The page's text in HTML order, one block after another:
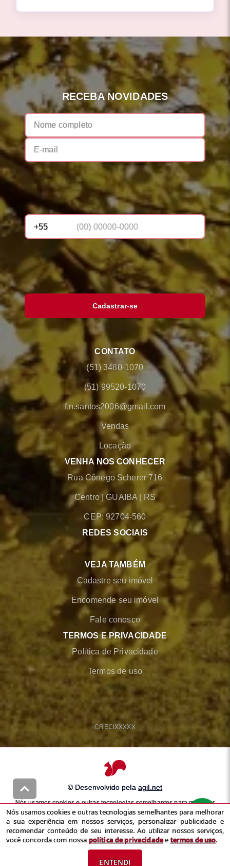
RECEBA NOVIDADES
Cadastrar-se
CONTATO
(51) 3480-1070
(51) 99520-1070
f.n.santos2006@gmail.com
Vendas
Locação
VENHA NOS CONHECER
Rua Cônego Scherer 716
Centro |GUAIBA RS
CEP: 92704-560
REDES SOCIAIS
VEJA TAMBÉM
Cadastre seu imóvel
Encomende seu imóvel
Fale conosco
TERMOS E PRIVACIDADE
Política de Privacidade
Termos de uso
CRECIXXXXX
© Desenvolvido pela agil.net
Nós usamos cookies e outras tecnologias semelhantes para melhorar
a sua experiência em nossos serviços, personalizar publicidade e
recomendar conteúdo de seu interesse. Ao utilizar nossos serviços,
você concorda com nossapolítica de privacidadeetermos de uso
Nós usamos cookies e outras tecnologias semelhantes para melhorar
a sua experiência em nossos serviços, personalizar publicidade e
recomendar conteúdo de seu interesse. Ao utilizar nossos serviços,
você concorda com nossa política de privacidadeetermos de uso.
ENTENDI